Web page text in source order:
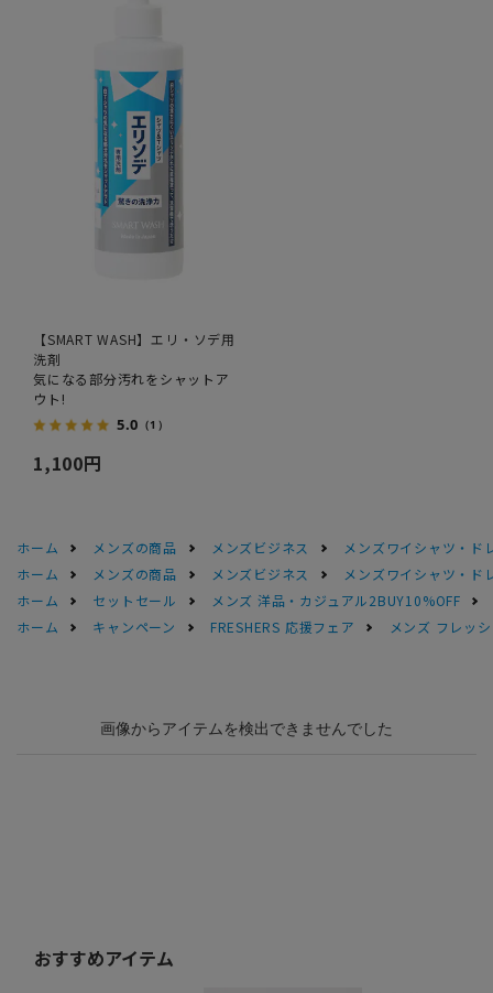
【SMART WASH】エリ・ソデ用
洗剤
気になる部分汚れをシャットア
ウト!
5.0 （1）
1,100円
ホーム メンズの商品 メンズビジネス
メンズワイシャツ・ド
ホーム
メンズの商品 メンズビジネス
メンズワイシャツ・ド
ホーム
セットセール
メンズ 洋品・カジュアル2BUY10%OFF
ホーム
キャンペーン FRESHERS 応援フェア メンズ フレッ